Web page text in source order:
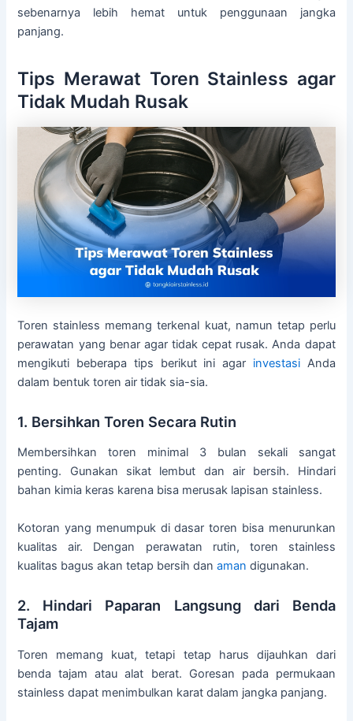
sebenarnya lebih hemat untuk penggunaan jangka
panjang.
Tips Merawat Toren Stainless agar
Tidak Mudah Rusak
Toren stainless memang terkenal kuat, namun tetap perlu
perawatan yang benar agar tidak cepat rusak. Anda dapat
mengikuti beberapa tips berikut ini agar investasiAnda
dalam bentuk toren air tidak sia-sia.
1. Bersihkan Toren Secara Rutin
Membersihkan toren minimal 3 bulan sekali sangat
penting. Gunakan sikat lembut dan air bersih. Hindari
bahan kimia keras karena bisa merusak lapisan stainless.
Kotoran yang menumpuk di dasar toren bisa menurunkan
kualitas air. Dengan perawatan rutin, toren stainless
kualitas bagus akan tetap bersih danaman digunakan.
2. Hindari Paparan Langsung dari Benda
Tajam
Toren memang kuat, tetapi tetap harus dijauhkan dari
benda tajam atau alat berat. Goresan pada permukaan
stainless dapat menimbulkan karat dalam jangka panjang.